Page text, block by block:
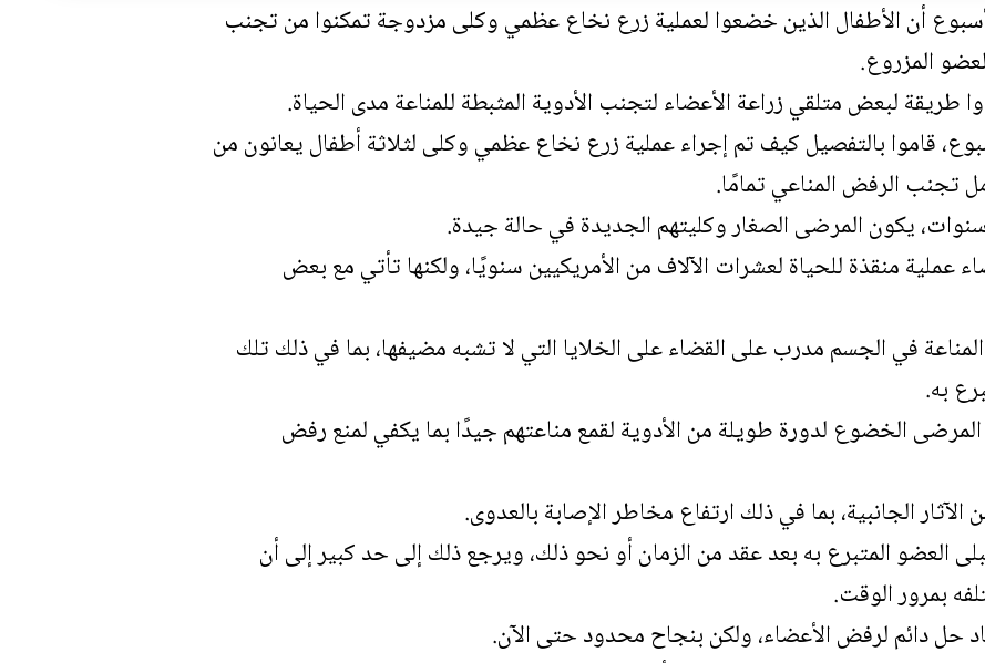
أن الأطفال الذين خضعوا لعملية زرع نخاع عظمي وكلى مزدوجة تمكنوا من تجنب
المزروع.
طريقة لبعض متلقي زراعة الأعضاء لتجنب الأدوية المثبطة للمناعة مدى الحياة.
قاموا بالتفصيل كيف تم إجراء عملية زرع نخاع عظمي وكلى لثلاثة أطفال يعانون من
تجنب الرفض المناعي تمامًا.
يكون المرضى الصغار وكليتهم الجديدة في حالة جيدة.
عملية منقذة للحياة لعشرات الآلاف من الأمريكيين سنويًا، ولكنها تأتي مع بعض
في الجسم مدرب على القضاء على الخلايا التي لا تشبه مضيفها، بما في ذلك تلك
به.
الخضوع لدورة طويلة من الأدوية لقمع مناعتهم جيدًا بما يكفي لمنع رفض
الآثار الجانبية، بما في ذلك ارتفاع مخاطر الإصابة بالعدوى.
العضو المتبرع به بعد عقد من الزمان أو نحو ذلك، ويرجع ذلك إلى حد كبير إلى أن
بمرور الوقت.
حل دائم لرفض الأعضاء، ولكن بنجاح محدود حتى الآن.